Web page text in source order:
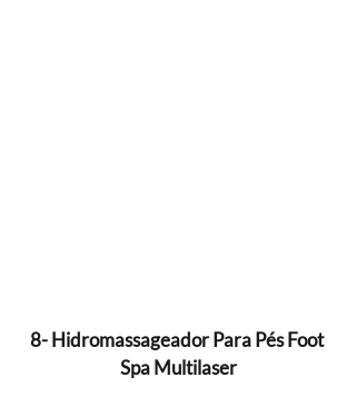
8- Hidromassageador Para Pés Foot
Spa Multilaser